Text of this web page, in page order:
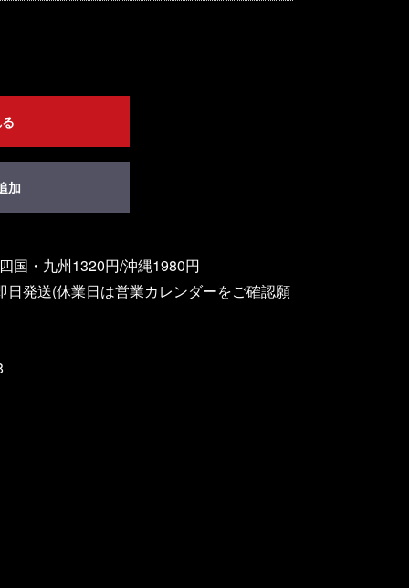
加
国・九州1320円/沖縄1980円
発送(休業日は営業カレンダーをご確認願